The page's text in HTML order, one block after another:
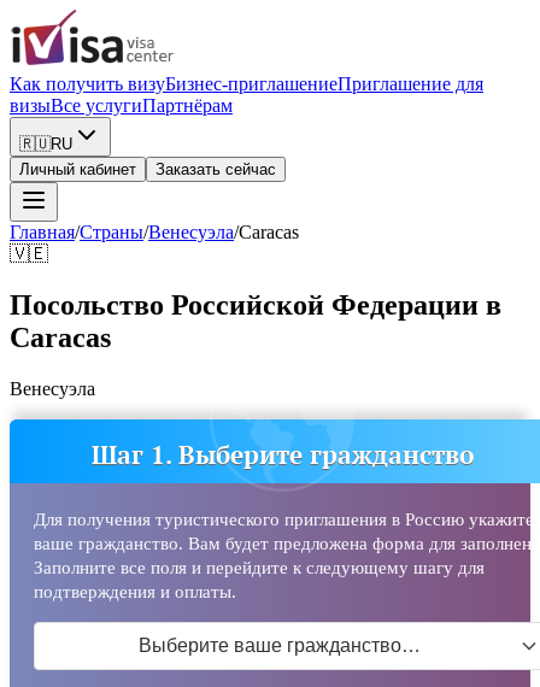
Как получить визуБизнес-приглашениеПриглашение для
визыВсе услугиПартнёрам
🇷🇺RU
Личный кабинет
Заказать сейчас
Главная/Страны/Венесуэла/Caracas
🇻🇪
Посольство Российской Федерации в
Caracas
Венесуэла
Шаг 1. Выберите гражданство
Для получения туристического приглашения в Россию укажите
ваше гражданство. Вам будет предложена форма для
Заполните все поля и перейдите к следующему шагу для
подтверждения и оплаты.
Выберите ваше гражданство…